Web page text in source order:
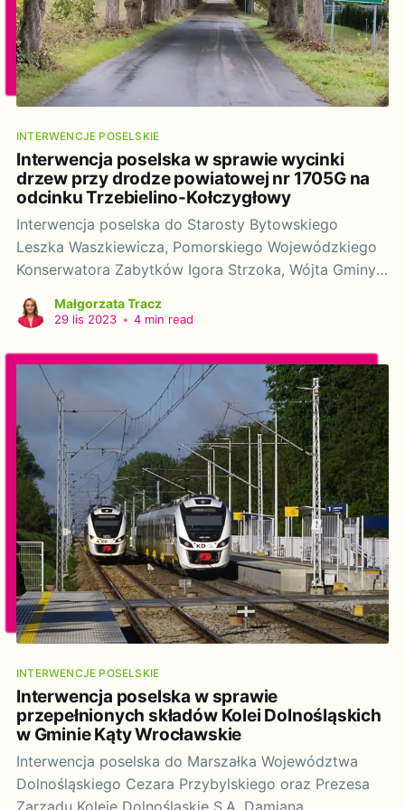
INTERWENCJE POSELSKIE
Interwencja poselska w sprawie wycinki
drzew przy drodze powiatowej nr 1705G na
odcinku Trzebielino-Kołczygłowy
Interwencja poselska do Starosty Bytowskiego
Leszka Waszkiewicza, Pomorskiego Wojewódzkiego
Konserwatora Zabytków Igora Strzoka, Wójta Gminy
Gminy Kołczygłowy Artura Kalinowskiego w sprawie
odcinku Trzebielino-Kołczygłowy. Szanowni Państwo!
Działając na podstawie art. 20 ustawy z dnia 9 maja
1996 r.
Małgorzata Tracz
29 lis 2023 • 4 min read
INTERWENCJE POSELSKIE
Interwencja poselska w sprawie
przepełnionych składów Kolei Dolnośląskich
w Gminie Kąty Wrocławskie
Interwencja poselska do Marszałka Województwa
Dolnośląskiego Cezara Przybylskiego oraz Prezesa